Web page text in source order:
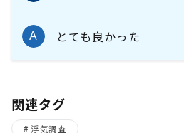
A とても良かった
関連タグ
浮気調査